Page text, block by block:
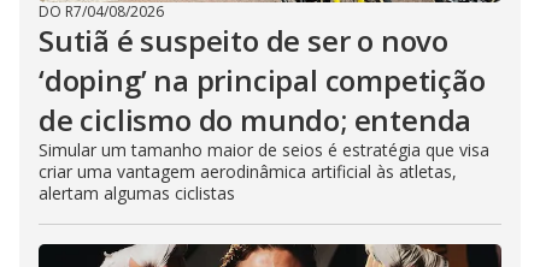
DO R7/04/08/2026
Sutiã é suspeito de ser o novo
‘doping’ na principal competição
de ciclismo do mundo; entenda
Simular um tamanho maior de seios é estratégia que visa
criar uma vantagem aerodinâmica artificial às atletas,
alertam algumas ciclistas